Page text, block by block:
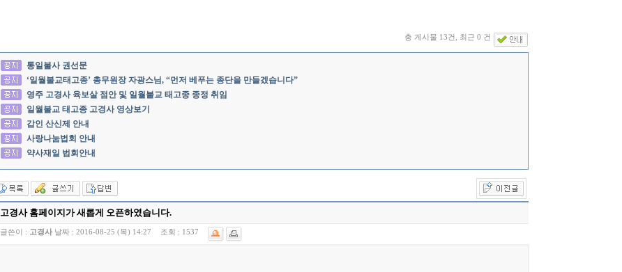
총 게시물 13건, 최근 0 건
통일불사 권선문
‘일월불교태고종’ 총무원장 자광스님, “먼저 베푸는 종단을 만들겠습니다”
영주 고경사 육보살 점안 및 일월불교 태고종 종정 취임
일월불교 태고종 고경사 영상보기
갑인 산신제 안내
사랑나눔법회 안내
약사재일 법회안내
고경사 홈페이지가 새롭게 오픈하였습니다.
글쓴이 : 고경사 날짜 : 2016-08-25 (목) 14:27 조회 : 1537